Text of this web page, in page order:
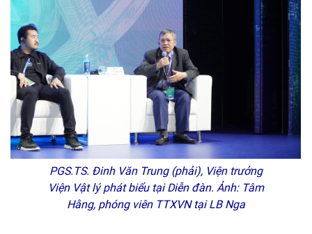
PGS.TS. Đinh Văn Trung (phải), Viện trưởng
Viện Vật lý phát biểu tại Diễn đàn. Ảnh: Tâm
Hằng, phóng viên TTXVN tại LB Nga